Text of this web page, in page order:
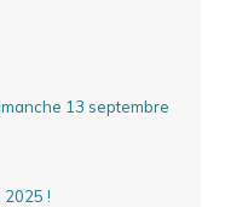
13 septembre
!